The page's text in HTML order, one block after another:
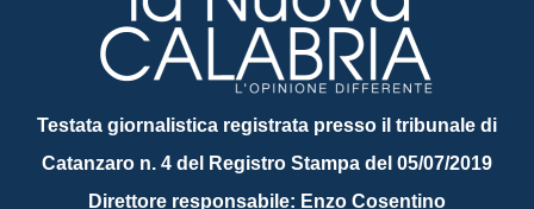
Testata giornalistica registrata presso il tribunale di
Catanzaro n. 4 del Registro Stampa del 05/07/2019
Direttore responsabile: Enzo Cosentino